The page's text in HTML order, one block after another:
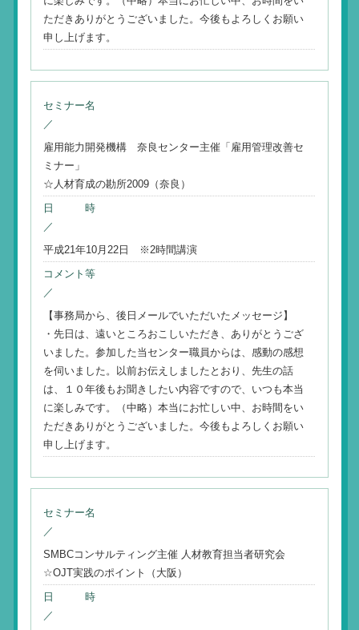
ただきありがとうございました。今後もよろしくお願い
申し上げます。
セミナー名
／
雇用能力開発機構 奈良センター主催「雇用管理改善セ
ミナー」
☆人材育成の勘所2009（奈良）
日 時
／
平成21年10月22日 ※2時間講演
コメント等
／
【事務局から、後日メールでいただいたメッセージ】
・先日は、遠いところおこしいただき、ありがとうござ
いました。参加した当センター職員からは、感動の感想
を伺いました。以前お伝えしましたとおり、先生の話
は、１０年後もお聞きしたい内容ですので、いつも本当
に楽しみです。（中略）本当にお忙しい中、お時間をい
ただきありがとうございました。今後もよろしくお願い
申し上げます。
セミナー名
／
SMBCコンサルティング主催 人材教育担当者研究会
☆OJT実践のポイント（大阪）
日 時
／